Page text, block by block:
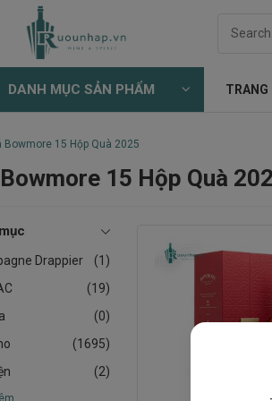
DANH MỤC SẢN PHẨM TRANG
Bowmore 15 Hộp Quà 2025
15 Hộp Quà
Drappier
(1)
(19)
(0)
(1695)
(2)